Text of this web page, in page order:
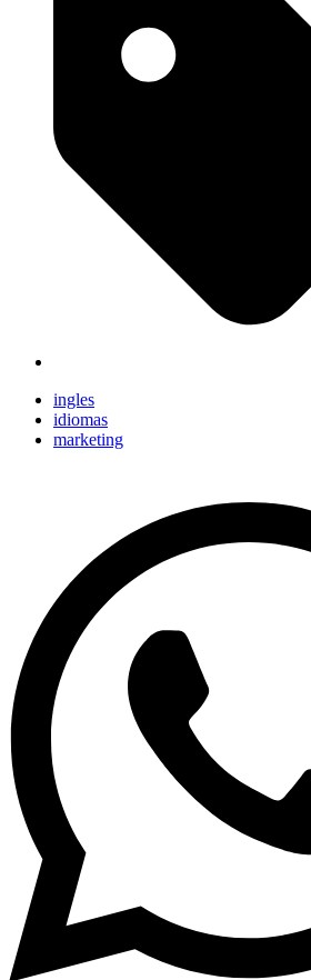
ingles
idiomas
marketing